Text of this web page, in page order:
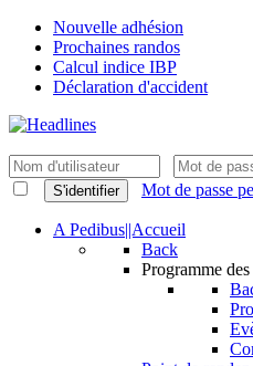
Nouvelle adhésion
Prochaines randos
Calcul indice IBP
Déclaration d'accident
S'identifier Mot de passe
A Pedibus||Accueil
Back
Programme